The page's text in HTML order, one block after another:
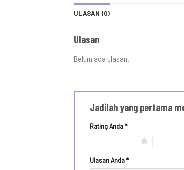
ULASAN (0)
Ulasan
Belum ada ulasan.
Jadilah yang pertama
Rating Anda*
Ulasan Anda*